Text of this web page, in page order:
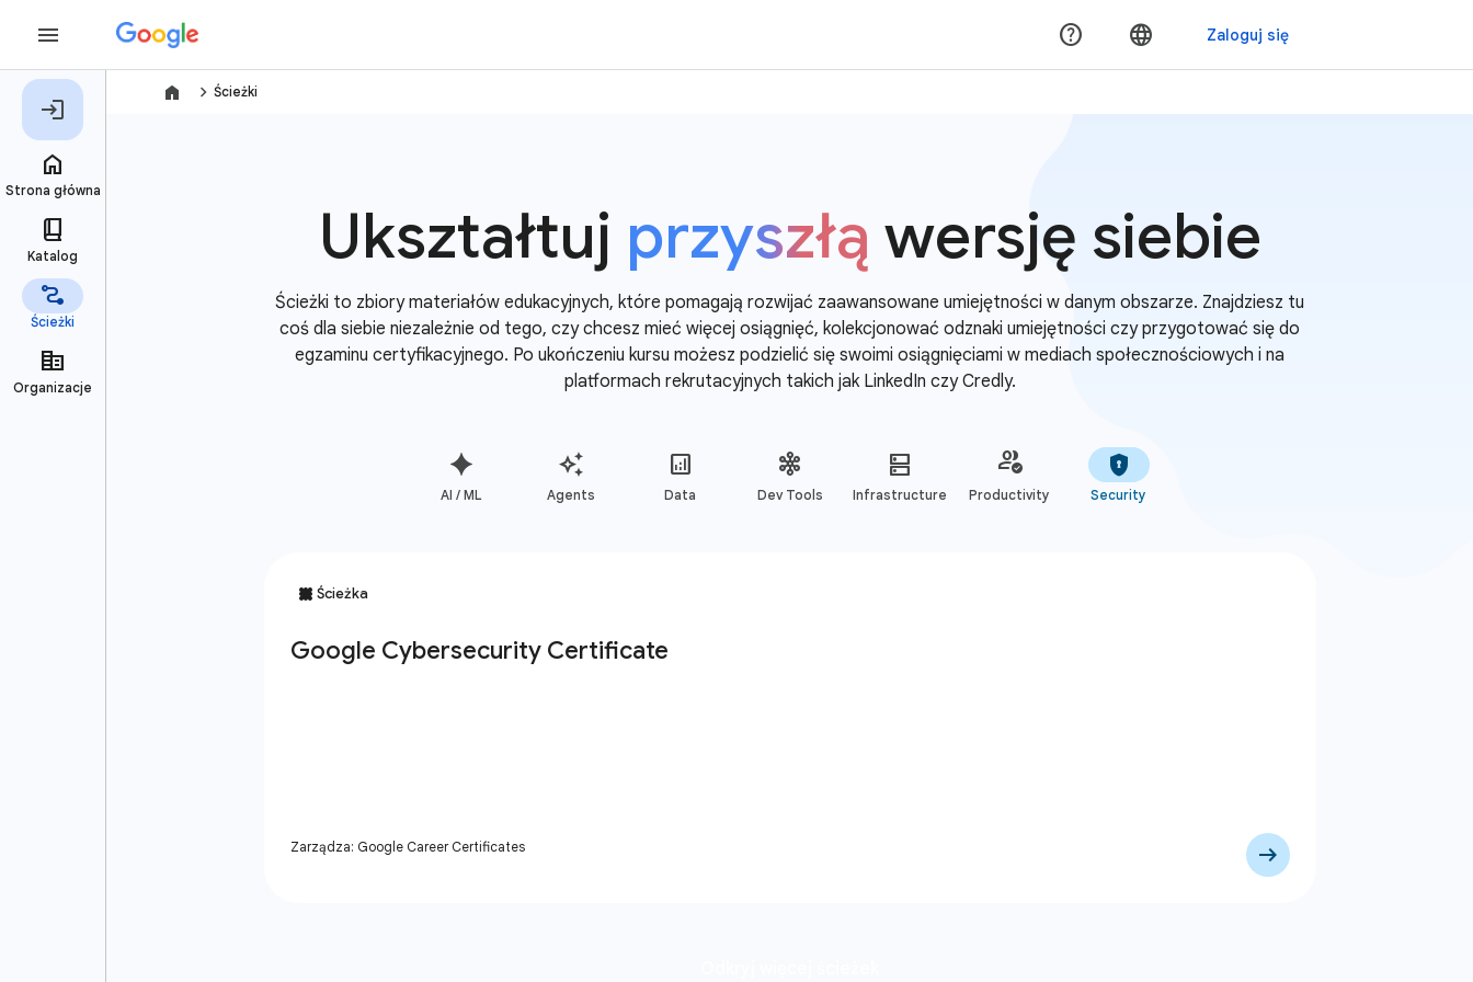
navigate_next Ścieżki
Ukształtuj przyszłą wersję siebie
Ścieżki to zbiory materiałów edukacyjnych, które pomagają rozwijać zaawansowane umiejętności w danym obszarze. Znajdziesz tu
coś dla siebie niezależnie od tego, czy chcesz mieć więcej osiągnięć, kolekcjonować odznaki umiejętności czy przygotować się do
egzaminu certyfikacyjnego. Po ukończeniu kursu możesz podzielić się swoimi osiągnięciami w mediach społecznościowych i na
platformach rekrutacyjnych takich jak LinkedIn czy Credly.
AI / ML Agents Data Dev Tools Infrastructure Productivity Security
Zarządza: Google Career Certificates